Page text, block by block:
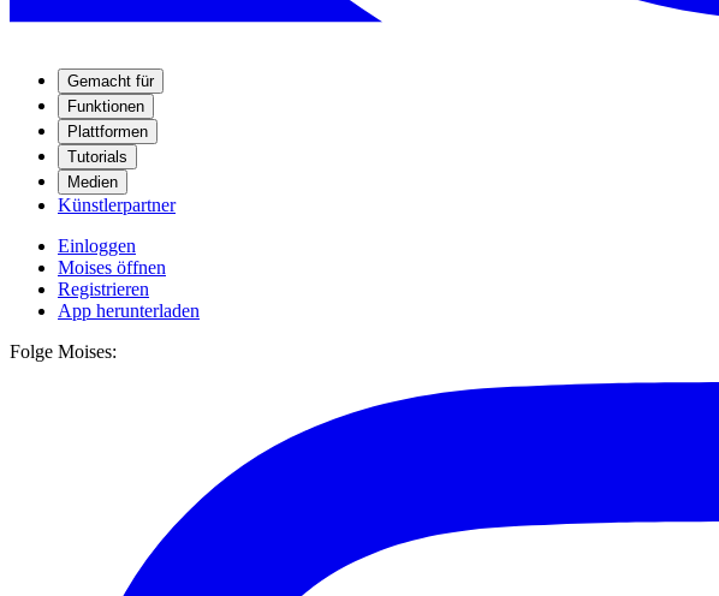
Gemacht für
Funktionen
Plattformen
Tutorials
Medien
Künstlerpartner
Einloggen
Moises öffnen
Registrieren
App herunterladen
Folge Moises: